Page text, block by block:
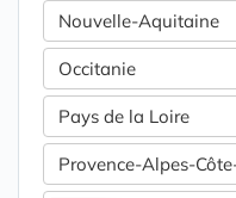
Nouvelle-Aquitaine
Occitanie
Pays de la Loire
Provence-Alpes-